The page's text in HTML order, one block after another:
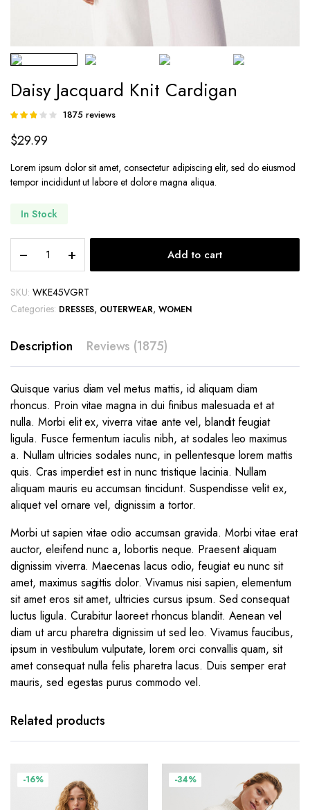
Daisy Jacquard Knit Cardigan
Rated
out of
based
on
665
customer
1875reviews
$29.99
Lorem ipsum dolor sit amet, consectetur adipiscing elit, sed do eiusmod
tempor incididunt ut labore et dolore magna aliqua.
In Stock
Jacquard
Knit
Cardigan
quantity
Add to cart
SKU: WKE45VGRT
Categories: DRESSES, OUTERWEAR,WOMEN
Description Reviews (1875)
Quisque varius diam vel metus mattis, id aliquam diam
rhoncus. Proin vitae magna in dui finibus malesuada et at
nulla. Morbi elit ex, viverra vitae ante vel, blandit feugiat
ligula. Fusce fermentum iaculis nibh, at sodales leo maximus
a. Nullam ultricies sodales nunc, in pellentesque lorem mattis
quis. Cras imperdiet est in nunc tristique lacinia. Nullam
aliquam mauris eu accumsan tincidunt. Suspendisse velit ex,
aliquet vel ornare vel, dignissim a tortor.
Morbi ut sapien vitae odio accumsan gravida. Morbi vitae erat
auctor, eleifend nunc a, lobortis neque. Praesent aliquam
dignissim viverra. Maecenas lacus odio, feugiat eu nunc sit
amet, maximus sagittis dolor. Vivamus nisi sapien, elementum
sit amet eros sit amet, ultricies cursus ipsum. Sed consequat
luctus ligula. Curabitur laoreet rhoncus blandit. Aenean vel
diam ut arcu pharetra dignissim ut sed leo. Vivamus faucibus,
ipsum in vestibulum vulputate, lorem orci convallis quam, sit
amet consequat nulla felis pharetra lacus. Duis semper erat
mauris, sed egestas purus commodo vel.
Related products
-16% -34%